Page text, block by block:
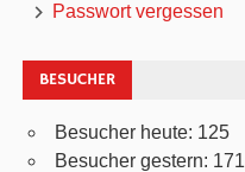
Passwort vergessen
BESUCHER
Besucher heute: 125
Besucher gestern: 171